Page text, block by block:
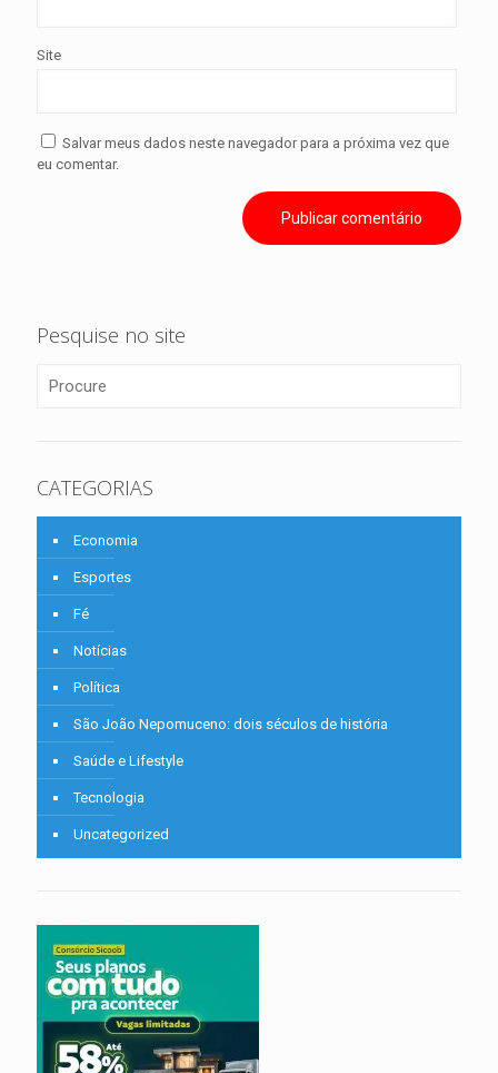
Site
Salvar meus dados neste navegador para a próxima vez que
eu comentar.
Pesquise no site
CATEGORIAS
Economia
Esportes
Fé
Notícias
Política
São João Nepomuceno: dois séculos de história
Saúde e Lifestyle
Tecnologia
Uncategorized